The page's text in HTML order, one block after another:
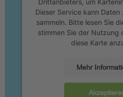
Drittanbieters, um
Dieser Service kann
sammeln. Bitte lesen Sie
stimmen Sie der Nutzung
diese Karte
Mehr